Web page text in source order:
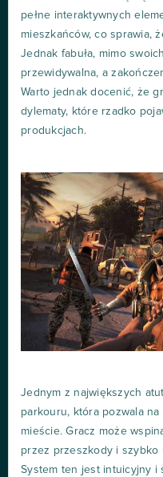
pełne interaktywnych
mieszkańców, co sprawia,
Jednak fabuła, mimo
przewidywalna, a
Warto jednak docenić, że
dylematy, które rzadko
produkcjach.
Jednym z największych
parkouru, która pozwala
mieście. Gracz może
przez przeszkody i szybko
System ten jest intuicyjny i